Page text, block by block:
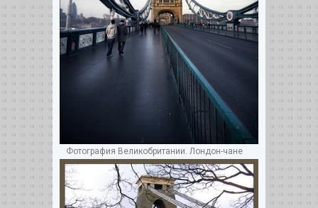
Фотография Великобритании. Лондон-чане